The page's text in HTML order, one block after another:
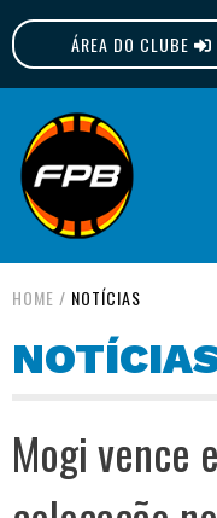
ÁREA DO CLUBE
FPB
HOME / NOTÍCIAS
Mogi vence